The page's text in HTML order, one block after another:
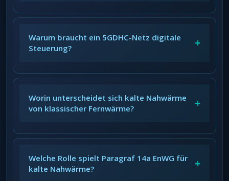
Warum braucht ein 5GDHC-Netz digitale
Steuerung?
+
Worin unterscheidet sich kalte Nahwärme
von klassischer Fernwärme?
+
Welche Rolle spielt Paragraf 14a EnWG für
kalte Nahwärme?
+